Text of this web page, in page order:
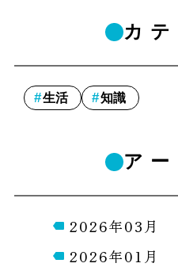
カ
生活 知識
ア
2026年03月
2026年01月